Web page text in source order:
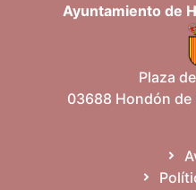
Ayuntamiento de
Plaza
03688 Hondón de